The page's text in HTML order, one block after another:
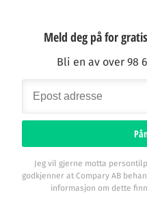
Meld deg på for
Bli en av over 98
Jeg vil gjerne motta
godkjenner at Compary AB
informasjon om dette